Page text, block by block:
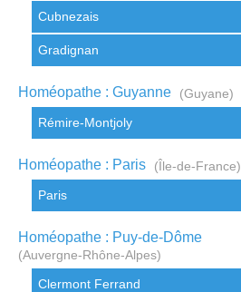
Cubnezais
Gradignan
Homéopathe : Guyanne
(Guyane)
Rémire-Montjoly
Homéopathe : Paris
(Île-de-France)
Paris
Homéopathe : Puy-de-Dôme
(Auvergne-Rhône-Alpes)
Clermont Ferrand